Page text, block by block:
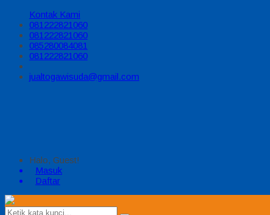
Kontak Kami
081222821060
081222821060
085280084081
081222821060
jualtogawisuda@gmail.com
Halo, Guest!
Masuk
Daftar